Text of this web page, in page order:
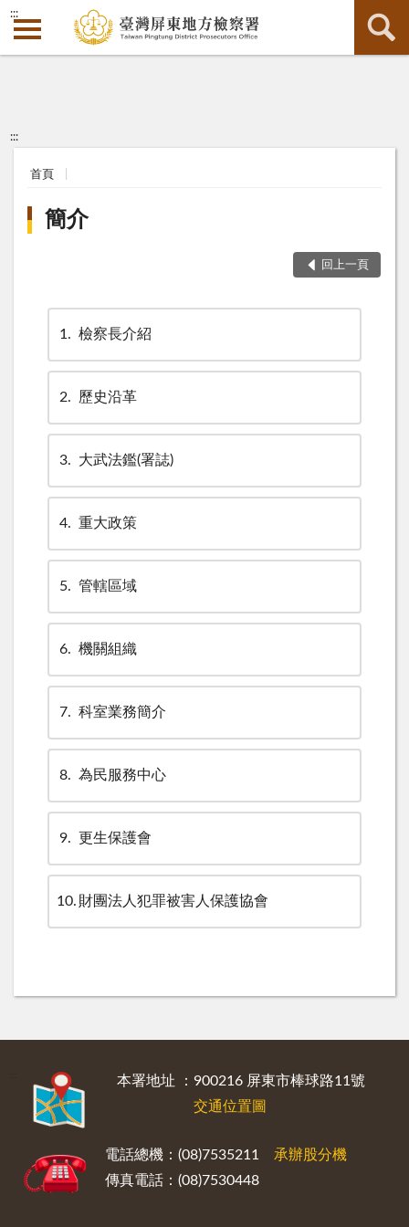
:::
:::
首頁
簡介
回上一頁
1 檢察長介紹
2 歷史沿革
3 大武法鑑(署誌)
4 重大政策
5 管轄區域
6 機關組織
7 科室業務簡介
8 為民服務中心
9 更生保護會
10 財團法人犯罪被害人保護協會
本署地址 ：900216 屏東市棒球路11號
交通位置圖
電話總機：(08)7535211 承辦股分機
傳真電話：(08)7530448